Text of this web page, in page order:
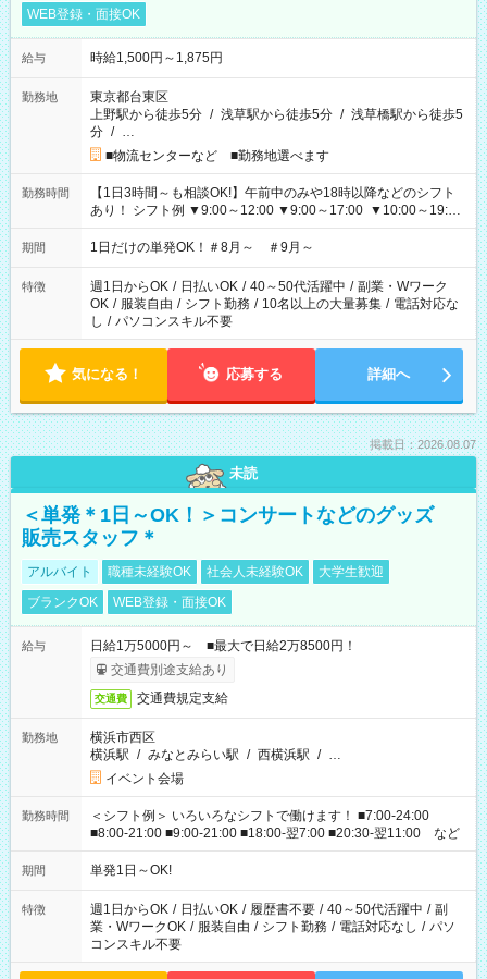
WEB登録・面接OK
給与 時給1,500円～1,875円
勤務地
東京都台東区
上野駅から徒歩5分 / 浅草駅から徒歩5分 / 浅草橋駅から徒歩5
分 / …
■物流センターなど ■勤務地選べます
勤務時間
【1日3時間～も相談OK!】午前中のみや18時以降などのシフト
あり！ シフト例 ▼9:00～12:00 ▼9:00～17:00 ▼10:00～19:00
▼18:00～21:00
期間 1日だけの単発OK！＃8月～ ＃9月～
特徴 週1日からOK / 日払いOK / 40～50代活躍中 / 副業・Wワーク
OK / 服装自由 / シフト勤務 / 10名以上の大量募集 / 電話対応な
し / パソコンスキル不要
気になる！ 応募する 詳細へ
掲載日：2026.08.07
未読
＜単発＊1日～OK！＞コンサートなどのグッズ
販売スタッフ＊
アルバイト 職種未経験OK 社会人未経験OK
大学生歓迎
ブランクOK
WEB登録・面接OK
給与
日給1万5000円～ ■最大で日給2万8500円！
交通費別途支給あり
交通費 交通費規定支給
勤務地
横浜市西区
横浜駅 / みなとみらい駅 / 西横浜駅 / …
イベント会場
勤務時間
＜シフト例＞ いろいろなシフトで働けます！ ■7:00-24:00
■8:00-21:00 ■9:00-21:00 ■18:00-翌7:00 ■20:30-翌11:00 など
期間 単発1日～OK!
特徴 週1日からOK / 日払いOK / 履歴書不要 / 40～50代活躍中 / 副
業・WワークOK / 服装自由 / シフト勤務 / 電話対応なし / パソ
コンスキル不要